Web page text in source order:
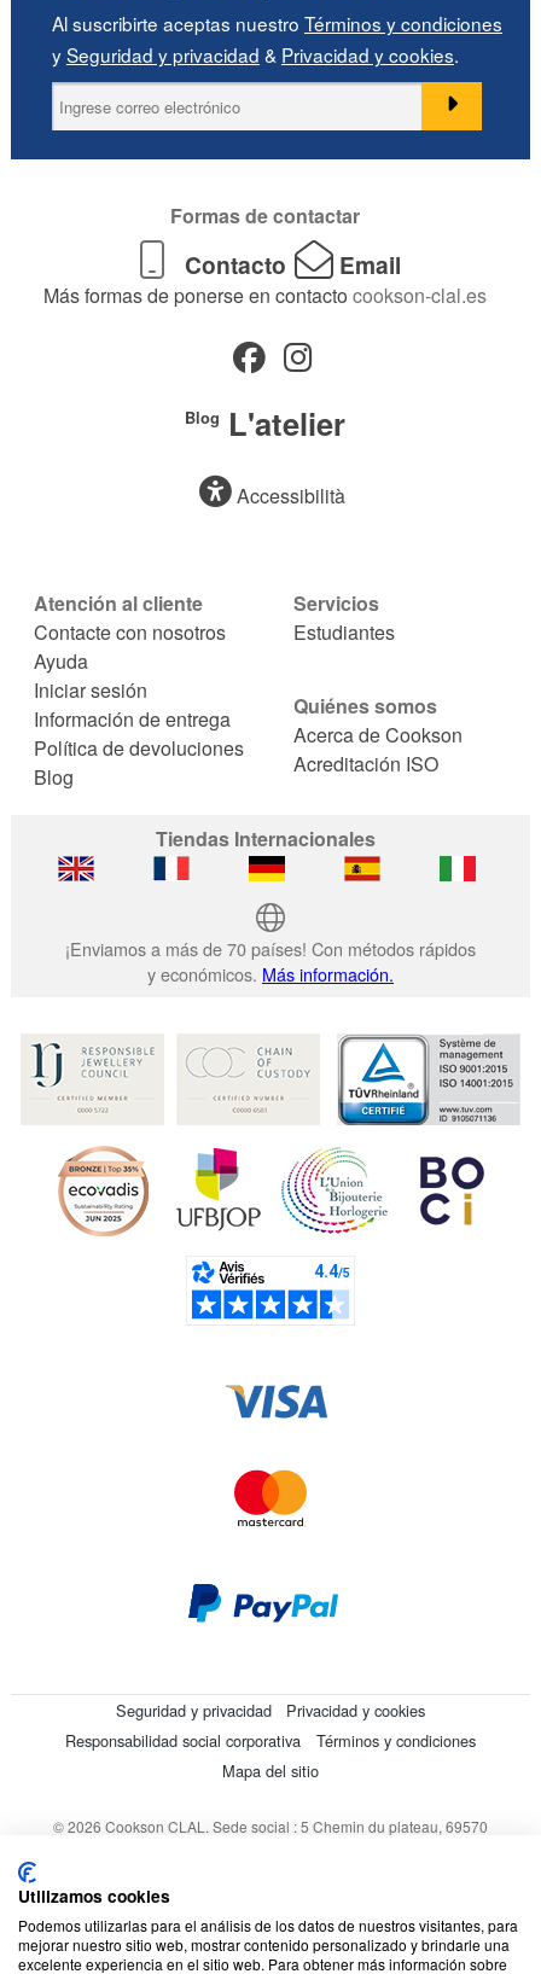
Al suscribirte aceptas nuestro Términos y condiciones
ySeguridad y privacidad & Privacidad y cookies.
Formas de contactar
Contacto Email
Más formas de ponerse en contacto cookson-clal.es
Blog L'atelier
Accessibilità
Atención al cliente
Contacte con nosotros
Ayuda
Iniciar sesión
Información de entrega
Política de devoluciones
Blog
Servicios
Estudiantes
Quiénes somos
Acerca de Cookson
Acreditación ISO
Tiendas Internacionales
¡Enviamos a más de 70 países! Con métodos rápidos
y económicos. Más información.
Seguridad y privacidad
Privacidad y cookies
Responsabilidad social corporativa
Términos y condiciones
Mapa del sitio
© 2026 Cookson CLAL. Sede social : 5 Chemin du plateau, 69570
Utilizamos cookies
Podemos utilizarlas para el análisis de los datos de nuestros visitantes, para
mejorar nuestro sitio web, mostrar contenido personalizado y brindarle una
excelente experiencia en el sitio web. Para obtener más información sobre